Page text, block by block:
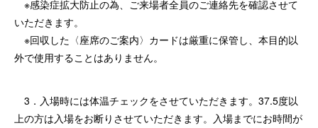
※感染症拡大防止の為、ご来場者全員のご連絡先を確認させて
いただきます。
※回収した〈座席のご案内〉カードは厳重に保管し、本目的以
外で使用することはありません。
3．入場時には体温チェックをさせていただきます。37.5度以
上の方は入場をお断りさせていただきます。入場までにお時間が